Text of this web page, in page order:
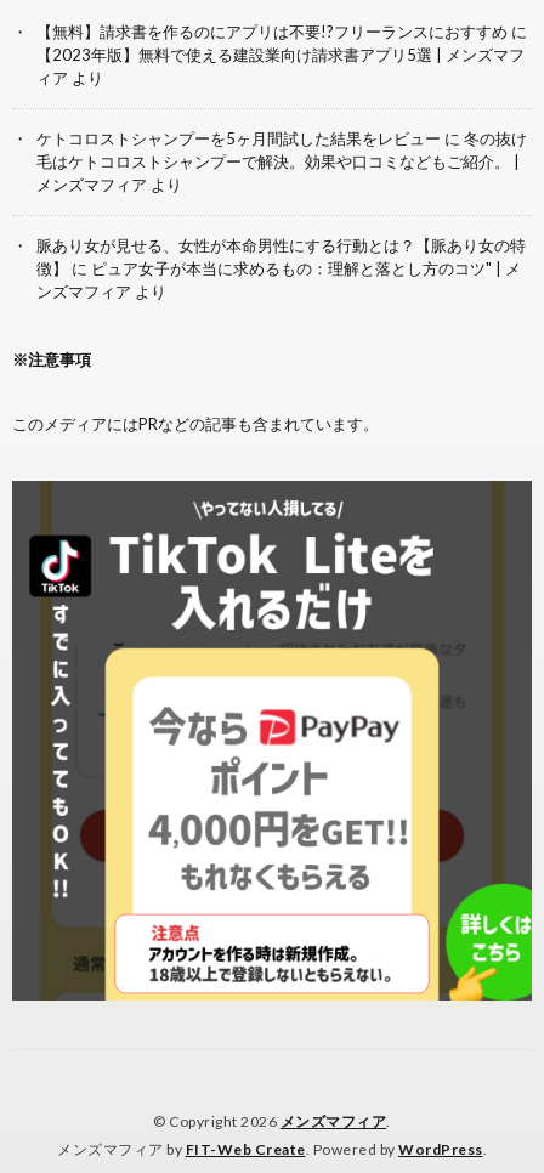
【無料】請求書を作るのにアプリは不要!?フリーランスにおすすめ に
【2023年版】無料で使える建設業向け請求書アプリ5選 | メンズマフ
ィア より
ケトコロストシャンプーを5ヶ月間試した結果をレビュー に 冬の抜け
毛はケトコロストシャンプーで解決。効果や口コミなどもご紹介。 |
メンズマフィア より
脈あり女が見せる、女性が本命男性にする行動とは？【脈あり女の特
徴】
に ピュア女子が本当に求めるもの：理解と落とし方のコツ" | メ
ンズマフィア より
※注意事項
このメディアにはPRなどの記事も含まれています。
© Copyright 2026 メンズマフィア
メンズマフィア by FIT-Web Create . Powered by WordPress